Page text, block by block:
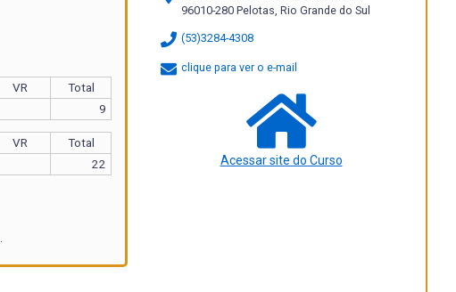
VR
Total
9
VR
Total
22
96010-280 Pelotas, Rio Grande do Sul
(53)3284-4308
clique para ver o e-mail
Acessar site do Curso